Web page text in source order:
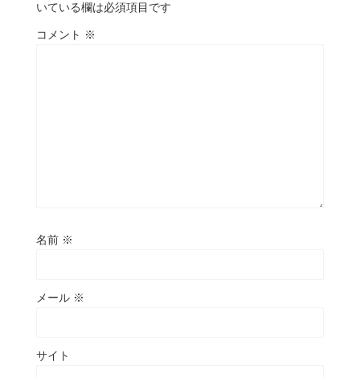
いている欄は必須項目です
コメント ※
名前 ※
メール ※
サイト